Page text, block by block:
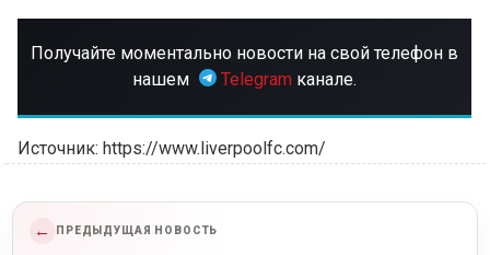
Получайте моментально новости на свой телефон в
нашем
Telegram канале.
Источник: https://www.liverpoolfc.com/
← ПРЕДЫДУЩАЯ НОВОСТЬ